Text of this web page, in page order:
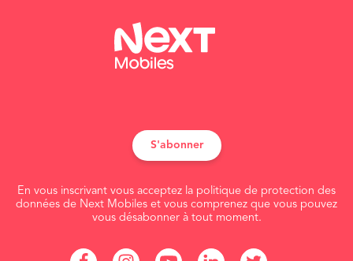
S'abonner
En vous inscrivant vous acceptez la politique de protection des
données de Next Mobiles et vous comprenez que vous pouvez
vous désabonner à tout moment.